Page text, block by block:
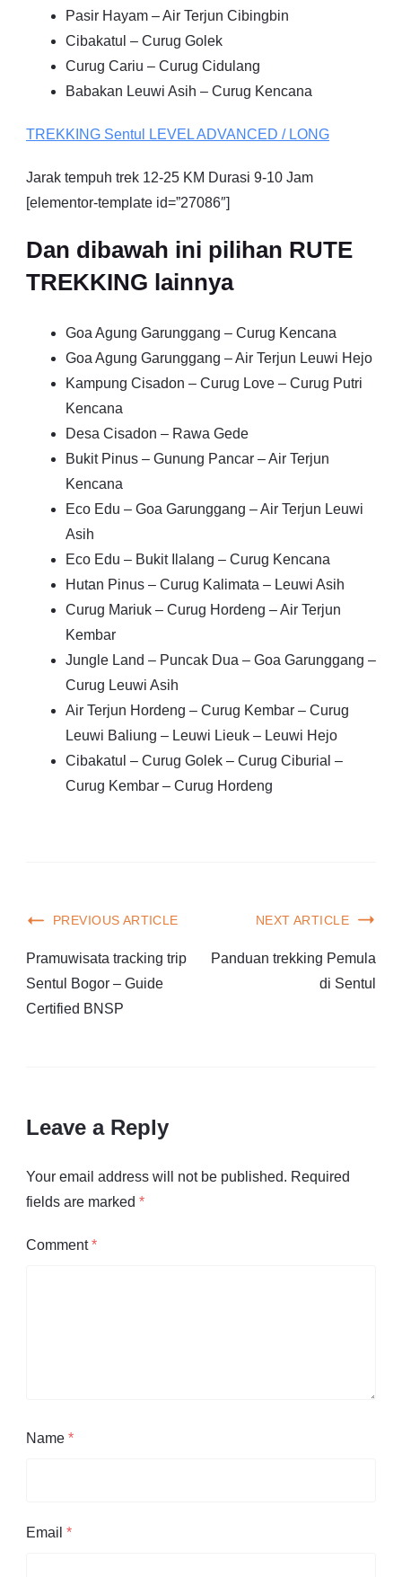
Pasir Hayam – Air Terjun Cibingbin
Cibakatul – Curug Golek
Curug Cariu – Curug Cidulang
Babakan Leuwi Asih – Curug Kencana
TREKKING Sentul LEVEL ADVANCED / LONG
Jarak tempuh trek 12-25 KM Durasi 9-10 Jam
[elementor-template id=”27086″]
Dan dibawah ini pilihan RUTE
TREKKING lainnya
Goa Agung Garunggang – Curug Kencana
Goa Agung Garunggang – Air Terjun Leuwi Hejo
Kampung Cisadon – Curug Love – Curug Putri
Kencana
Desa Cisadon – Rawa Gede
Bukit Pinus – Gunung Pancar – Air Terjun
Kencana
Eco Edu – Goa Garunggang – Air Terjun Leuwi
Asih
Eco Edu – Bukit Ilalang – Curug Kencana
Hutan Pinus – Curug Kalimata – Leuwi Asih
Curug Mariuk – Curug Hordeng – Air Terjun
Kembar
Jungle Land – Puncak Dua – Goa Garunggang –
Curug Leuwi Asih
Air Terjun Hordeng – Curug Kembar – Curug
Leuwi Baliung – Leuwi Lieuk – Leuwi Hejo
Cibakatul – Curug Golek – Curug Ciburial –
Curug Kembar – Curug Hordeng
PREVIOUS ARTICLE
Pramuwisata tracking trip
Sentul Bogor – Guide
Certified BNSP
NEXT ARTICLE
Panduan trekking Pemula
di Sentul
Leave a Reply
Your email address will not be published. Required
fields are marked *
Comment*
Name *
Email *